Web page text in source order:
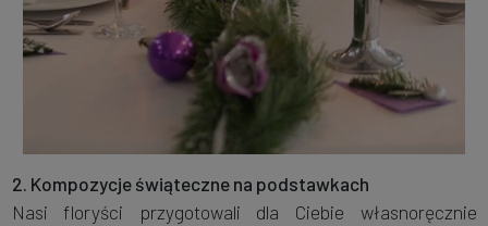
2. Kompozycje świąteczne na podstawkach
Nasi floryści przygotowali dla Ciebie własnoręcznie